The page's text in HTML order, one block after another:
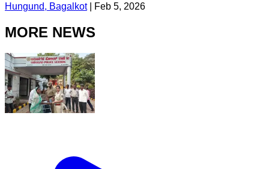
Hungund, Bagalkot| Feb 5, 2026
MORE NEWS